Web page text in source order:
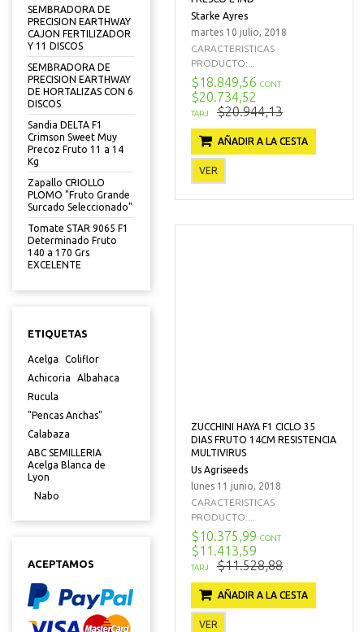
SEMBRADORA DE
PRECISION EARTHWAY
CAJON FERTILIZADOR
Y 11 DISCOS
SEMBRADORA DE
PRECISION EARTHWAY
DE HORTALIZAS CON 6
DISCOS
Sandia DELTA F1
Crimson Sweet Muy
Precoz Fruto 11 a 14
Kg
Zapallo CRIOLLO
PLOMO "Fruto Grande
Surcado Seleccionado"
Tomate STAR 9065 F1
Determinado Fruto
140 a 170 Grs
EXCELENTE
ETIQUETAS
Acelga
Coliflor
Achicoria
Albahaca
Rucula
"Pencas Anchas"
Calabaza
ABC SEMILLERIA
Acelga Blanca de
Lyon
Nabo
ACEPTAMOS
Starke Ayres
martes 10 julio, 2018
CARACTERISTICAS
PRODUCTO:...
$18.849,56 CONT
$20.734,52
TARJ $20.944,13
AÑADIR A LA CESTA
VER
ZUCCHINI HAYA F1 CICLO 35
DIAS FRUTO 14CM RESISTENCIA
MULTIVIRUS
Us Agriseeds
lunes 11 junio, 2018
CARACTERISTICAS
PRODUCTO:...
$10.375,99 CONT
$11.413,59
TARJ $11.528,88
AÑADIR A LA CESTA
VER